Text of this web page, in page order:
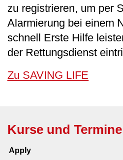
zu registrieren, um per
Alarmierung bei einem
schnell Erste Hilfe
der Rettungsdienst
Zu SAVING LIFE
Kurse und Termine